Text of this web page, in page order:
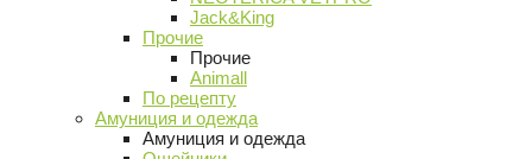
Jack&King
Прочие
Прочие
Animall
По рецепту
Амуниция и одежда
Амуниция и одежда